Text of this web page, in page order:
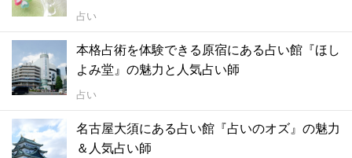
占い
本格占術を体験できる原宿にある占い館『ほし
よみ堂』の魅力と人気占い師
占い
名古屋大須にある占い館『占いのオズ』の魅力
＆人気占い師